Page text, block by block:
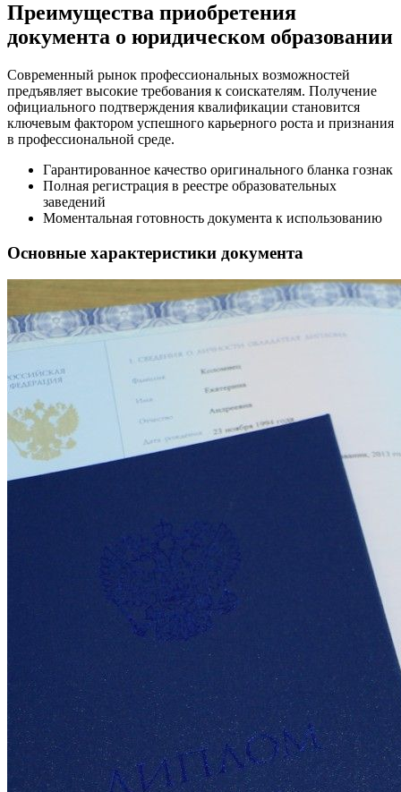
Преимущества приобретения
документа о юридическом образовании
Современный рынок профессиональных возможностей
предъявляет высокие требования к соискателям. Получение
официального подтверждения квалификации становится
ключевым фактором успешного карьерного роста и признания
в профессиональной среде.
Гарантированное качество оригинального бланка гознак
Полная регистрация в реестре образовательных
заведений
Моментальная готовность документа к использованию
Основные характеристики документа